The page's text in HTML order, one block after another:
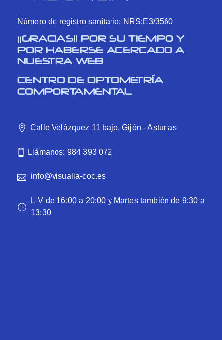
Número de registro sanitario: NRS:E3/3560
¡¡GRACIAS!! POR SU TIEMPO Y
POR HABERSE ACERCADO A
NUESTRA WEB
CENTRO DE OPTOMETRÍA
COMPORTAMENTAL
Calle Velázquez 11 bajo, Gijón - Asturias
Llámanos: 984 393 072
info@visualia-coc.es
L-V de 16:00 a 20:00 y Martes también de 9:30 a
13:30